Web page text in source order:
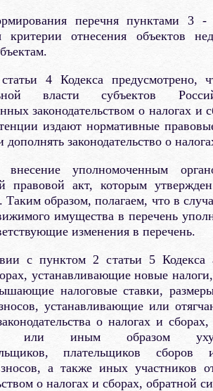
перечня пунктами 3 -
критерии отнесения объектов
4 Кодекса предусмотрено,
власти субъектов
законодательством о налогах и
издают нормативные
дополнять законодательство о
внесение уполномоченным
правовой акт, которым
Таким образом, полагаем, что в
имущества в перечень
изменения в перечень.
с пунктом 2 статьи 5 Кодекса
устанавливающие новые
налоговые ставки,
устанавливающие или
о налогах и
или иным образом
плательщиков
а также иных участников
о налогах и сборах, обратной